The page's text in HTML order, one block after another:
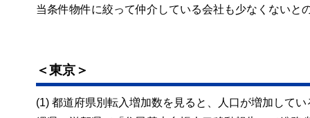
当条件物件に絞って仲介している会社も少なくないと
＜東京＞
(1) 都道府県別転入増加数を見ると、人口が増加して